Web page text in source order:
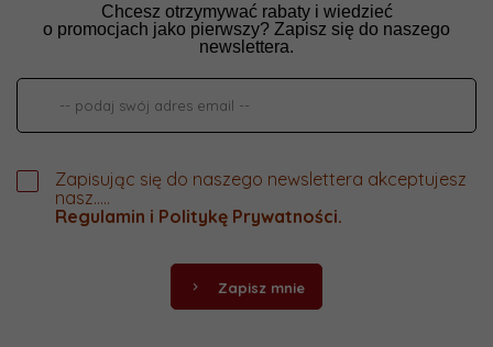
Chcesz otrzymywać rabaty i wiedzieć
o promocjach jako pierwszy? Zapisz się do naszego
newslettera.
Zapisując się do naszego newslettera akceptujesz
nasz.....
Regulamin i Politykę Prywatności.
Zapisz mnie